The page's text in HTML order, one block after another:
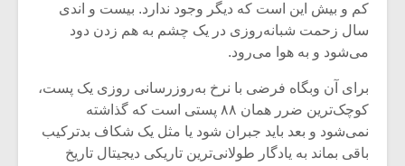
کم و بیش این است که دیگر وجود ندارد. بیست و اندی
سال زحمت شبانه‌روزی در یک چشم به هم زدن دود
می‌شود و به هوا می‌رود.
برای آن وبگاه فرضی با نرخ به‌روزرسانی روزی یک پست،
کوچک‌ترین ضرر همان ۸۸ پستی است که گذاشته
نمی‌شود و بعد باید جبران شود یا مثل یک شکاف بدترکیب
باقی بماند به یادگار طولانی‌ترین تاریکی دیجیتال تاریخ